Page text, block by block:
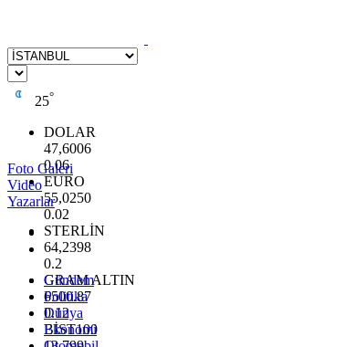
25°
DOLAR
47,6006
0.06
EURO
55,0250
0.02
STERLİN
64,2398
0.2
GRAM ALTIN
6500.87
0.12
BİST100
Foto Galeri
Video
Yazarlar
Gündem
Politika
Dünya
Ekonomi